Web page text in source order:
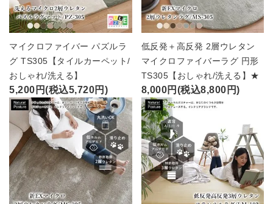
マイクロファイバー パズルラ
グ TS305【タイルカーペット/
おしゃれ/洗える】
5,200円(税込5,720円)
低反発＋高反発 2層ウレタン
マイクロファイバーラグ 円形
TS305【おしゃれ/洗える】★
8,000円(税込8,800円)